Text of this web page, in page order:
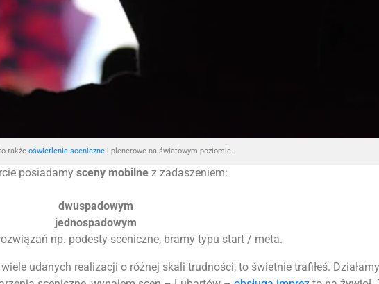
także oświetlenie scenicznei plenerowe na światowym poziomie.
posiadamy sceny mobilne z zadaszeniem:
dwuspadowym
jednospadowym
np. podesty sceniczne, bramy typu start / meta.
udanych realizacji o różnej skali trudności, to świetnie trafiłeś.